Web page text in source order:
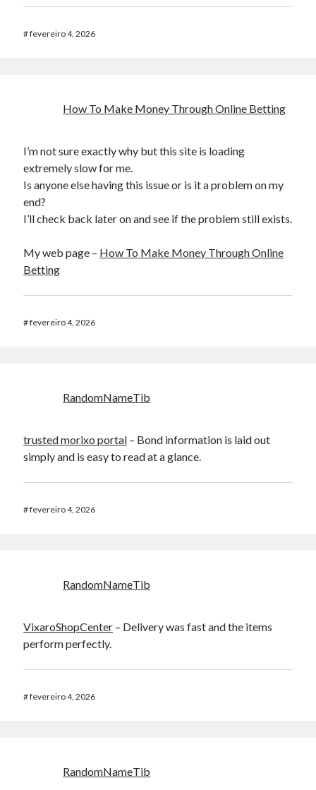
#fevereiro 4, 2026
How To Make Money Through Online Betting
I’m not sure exactly why but this site is loading
extremely slow for me.
Is anyone else having this issue or is it a problem on my
end?
I’ll check back later on and see if the problem still exists.
My web page – How To Make Money Through Online
Betting
#fevereiro 4, 2026
RandomNameTib
trusted morixo portal – Bond information is laid out
simply and is easy to read at a glance.
#fevereiro 4, 2026
RandomNameTib
VixaroShopCenter – Delivery was fast and the items
perform perfectly.
#fevereiro 4, 2026
RandomNameTib